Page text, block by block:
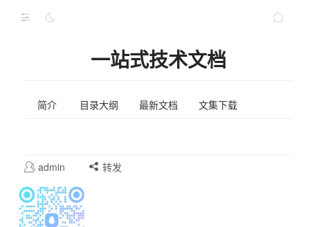
一站式技术文档
简介 目录大纲 最新文档 文集下载
admin 转发